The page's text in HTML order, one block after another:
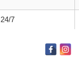
24/7